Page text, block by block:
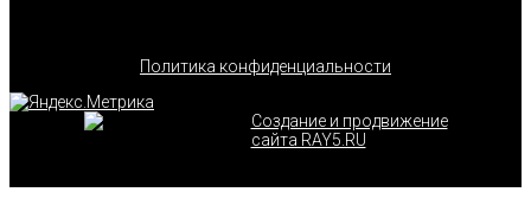
Политика конфиденциальности
Создание и продвижение
сайта RAY5.RU